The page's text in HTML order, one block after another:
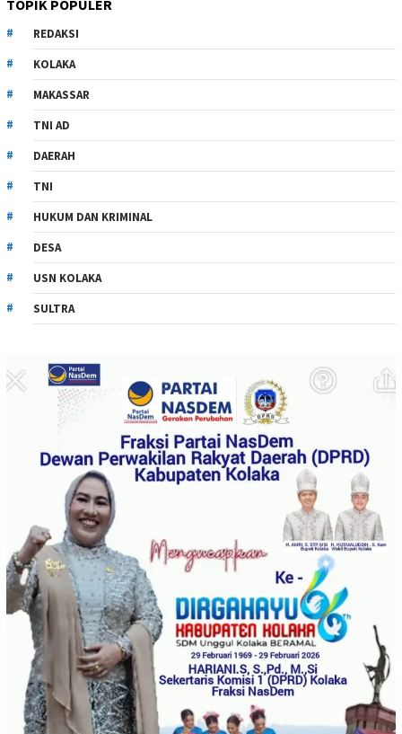
TOPIK POPULER
REDAKSI
KOLAKA
MAKASSAR
TNI AD
DAERAH
TNI
HUKUM DAN KRIMINAL
DESA
USN KOLAKA
SULTRA